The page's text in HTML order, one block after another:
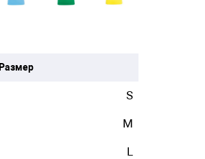
Размер
S
M
L